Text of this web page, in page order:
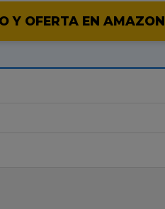
Y OFERTA EN AMAZON